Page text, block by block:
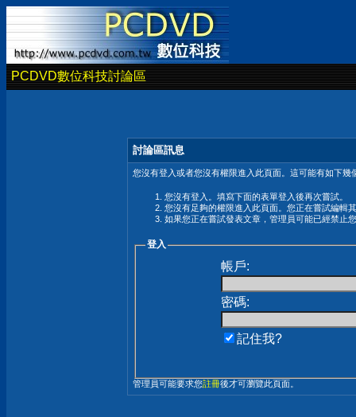
PCDVD數位科技討論區
討論區訊息
您沒有登入或者您沒有權限進入此頁面。這可能有如下幾
您沒有登入。填寫下面的表單登入後再次嘗試。
您沒有足夠的權限進入此頁面。您正在嘗試編輯
如果您正在嘗試發表文章，管理員可能已經禁止
登入
帳戶:
密碼:
記住我?
管理員可能要求您註冊後才可瀏覽此頁面。